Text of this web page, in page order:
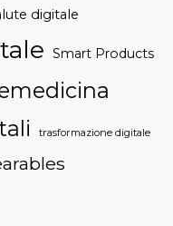
digitale
Smart Products
trasformazione digitale